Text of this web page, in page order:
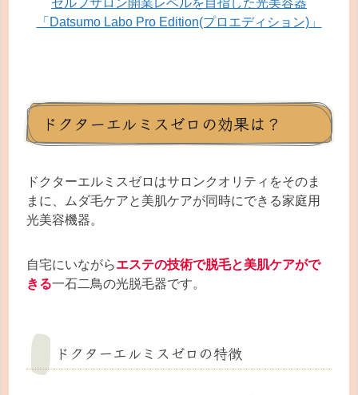
「Datsumo Labo Pro Edition(プロエディション)」
ドクターエルミスゼロの効果は？
ドクターエルミスゼロはサロンクオリティをそのま
まに、ムダ毛ケアと美肌ケアが同時にできる家庭用
光美容機器。
自宅にいながらエステの技術で脱毛と美肌ケアがで
きる一石二鳥の光脱毛器です。
ドクターエルミスゼロの特徴